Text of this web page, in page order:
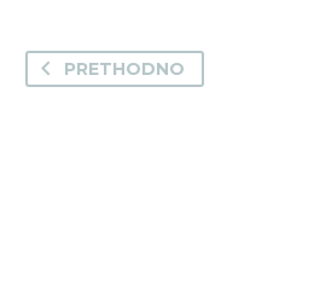
PRETHODNO